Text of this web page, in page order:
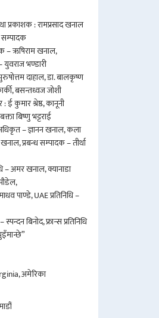
प्रकाशक : रामप्रसाद खनाल
– ऋषिराम खनाल,
भण्डारी
दाहाल, डा. बालकृष्ण
बसन्तध्वज जोशी
: ई कुमार श्रेष्ठ, कानूनी
बिष्णु भट्टराई
– ज्ञानन खनाल, कला
प्रबन्ध सम्पादक – तीर्था
– अमर खनाल, क्यानाडा
पाण्डे, UAE प्रतिनिधि –
बिनोद, फ्रान्स प्रतिनिधि
अमेरिका